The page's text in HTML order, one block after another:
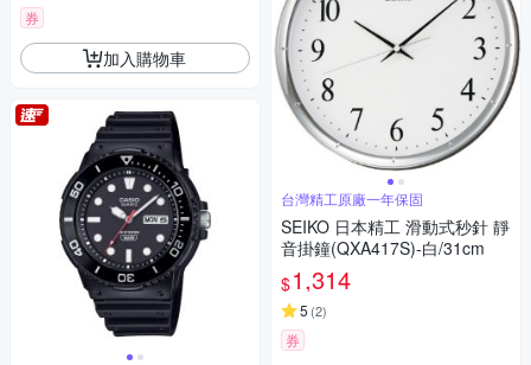
券
加入購物車
台灣精工原廠一年保固
SEIKO 日本精工 滑動式秒針 靜
音掛鐘(QXA417S)-白/31cm
$1,314
5 (2)
券